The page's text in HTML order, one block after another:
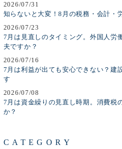
2026/07/31
知らないと大変！8月の税務・会計・
2026/07/23
7月は見直しのタイミング。外国人労
夫ですか？
2026/07/16
7月は利益が出ても安心できない？建
す
2026/07/08
7月は資金繰りの見直し時期。消費税
か？
CATEGORY